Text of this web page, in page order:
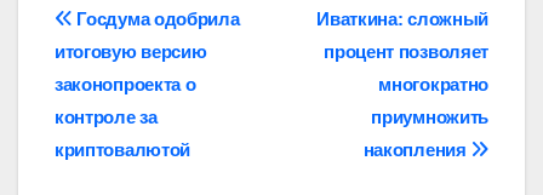
Навигация
по
записям
Иваткина: сложный
процент позволяет
многократно
приумножить
накопления
Госдума одобрила
итоговую версию
законопроекта о
контроле за
криптовалютой